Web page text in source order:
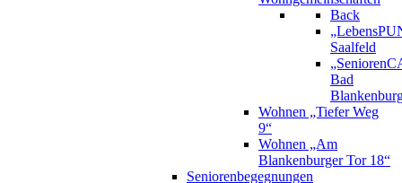
Back
Saalfeld
Bad
Wohnen „Tiefer Weg
9“
Wohnen „Am
Blankenburger Tor 18“
Seniorenbegegnungen